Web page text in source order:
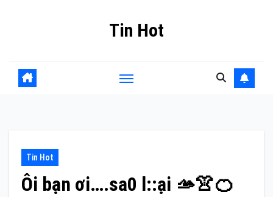
Tin Hot
Tin Hot
Ôi bạn ơi….sa0 l::ại 🫴👚🍊